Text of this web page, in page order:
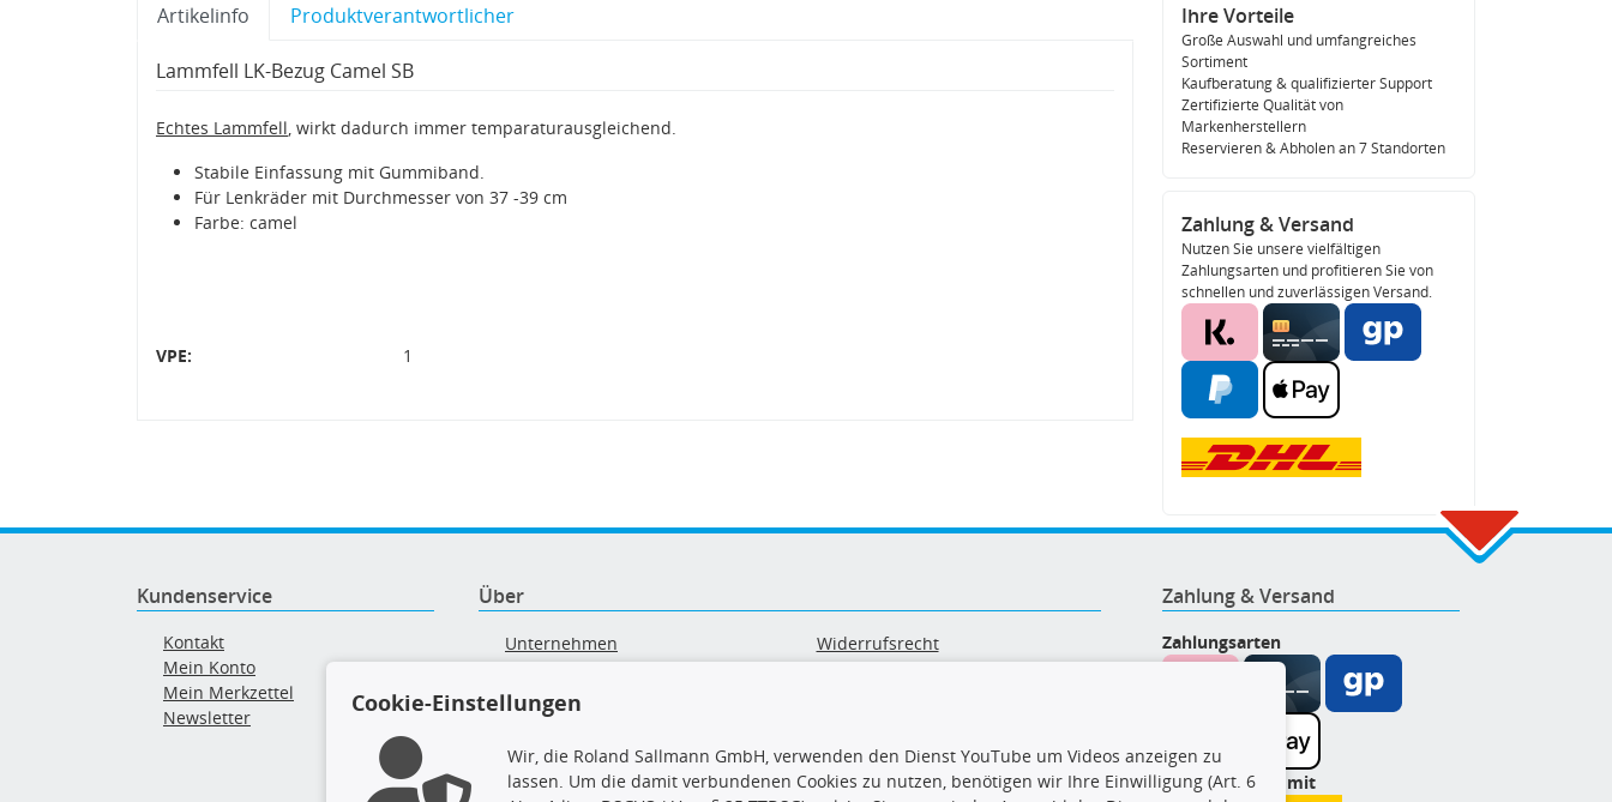
Artikelinfo Produktverantwortlicher
Lammfell LK-Bezug Camel SB
Echtes Lammfell , wirkt dadurch immer temparaturausgleichend.
Stabile Einfassung mit Gummiband.
Für Lenkräder mit Durchmesser von 37 -39 cm
Farbe: camel
VPE: 1
Ihre Vorteile
Große Auswahl und umfangreiches
Sortiment
Kaufberatung & qualifizierter Support
Zertifizierte Qualität von
Markenherstellern
Reservieren & Abholen an 7 Standorten
Zahlung & Versand
Nutzen Sie unsere vielfältigen
Zahlungsarten und profitieren Sie von
schnellen und zuverlässigen Versand.
Kundenservice
Kontakt
Mein Konto
Mein Merkzettel
Newsletter
Über
Unternehmen
Versand & Zahlung
Widerrufsrecht
Barrierefreiheitserklärung
Zahlung & Versand
Zahlungsarten
Wir versenden mit
Cookie-Einstellungen
Wir, die Roland Sallmann GmbH, verwenden den Dienst YouTube um Videos anzeigen zu
lassen. Um die damit verbundenen Cookies zu nutzen, benötigen wir Ihre Einwilligung (Art. 6